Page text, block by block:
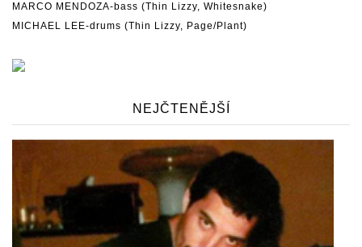
MARCO MENDOZA-bass (Thin Lizzy, Whitesnake)
MICHAEL LEE-drums (Thin Lizzy, Page/Plant)
NEJČTENĚJŠÍ